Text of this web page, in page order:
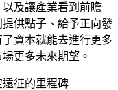
及讓產業看到前瞻
供點子、給予正向發
資本就能去進行更多
更多未來期望。
征的里程碑